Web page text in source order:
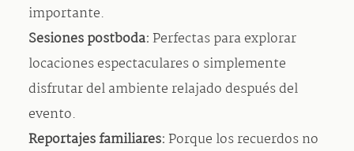
importante.
Sesiones postboda:Perfectas para explorar
locaciones espectaculares o simplemente
disfrutar del ambiente relajado después del
evento.
Reportajes familiares:Porque los recuerdos no